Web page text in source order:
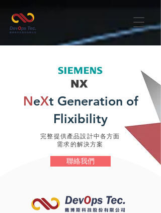
NeXt Generation of
Flixibility
​完整提供產品設計中各方面
需求的解決方案
聯絡我們